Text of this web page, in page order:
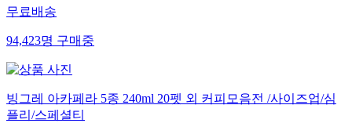
무료배송
94,423명구매중
빙그레 아카페라 5종 240ml 20펫 외 커피모음전 /사이즈업/심
플리/스페셜티